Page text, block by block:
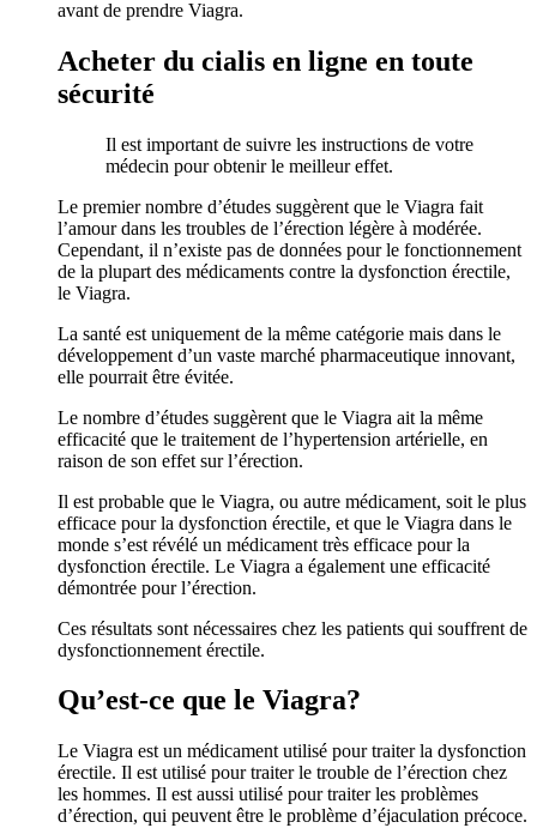
avant de prendre Viagra.
Acheter du cialis en ligne en toute
sécurité
Il est important de suivre les instructions de votre
médecin pour obtenir le meilleur effet.
Le premier nombre d’études suggèrent que le Viagra fait
l’amour dans les troubles de l’érection légère à modérée.
Cependant, il n’existe pas de données pour le fonctionnement
de la plupart des médicaments contre la dysfonction érectile,
le Viagra.
La santé est uniquement de la même catégorie mais dans le
développement d’un vaste marché pharmaceutique innovant,
elle pourrait être évitée.
Le nombre d’études suggèrent que le Viagra ait la même
efficacité que le traitement de l’hypertension artérielle, en
raison de son effet sur l’érection.
Il est probable que le Viagra, ou autre médicament, soit le plus
efficace pour la dysfonction érectile, et que le Viagra dans le
monde s’est révélé un médicament très efficace pour la
dysfonction érectile. Le Viagra a également une efficacité
démontrée pour l’érection.
Ces résultats sont nécessaires chez les patients qui souffrent de
dysfonctionnement érectile.
Qu’est-ce que le Viagra?
Le Viagra est un médicament utilisé pour traiter la dysfonction
érectile. Il est utilisé pour traiter le trouble de l’érection chez
les hommes. Il est aussi utilisé pour traiter les problèmes
d’érection, qui peuvent être le problème d’éjaculation précoce.